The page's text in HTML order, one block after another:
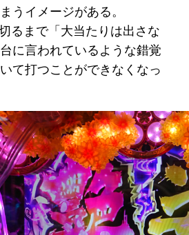
うイメージがある。
るまで「大当たりは出さな
に言われているような錯覚
て打つことができなくなっ